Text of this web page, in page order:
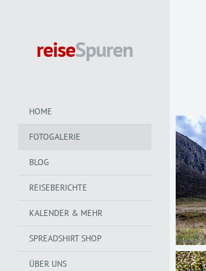
reiseSpuren
HOME
FOTOGALERIE
BLOG
REISEBERICHTE
KALENDER & MEHR
SPREADSHIRT SHOP
ÜBER UNS